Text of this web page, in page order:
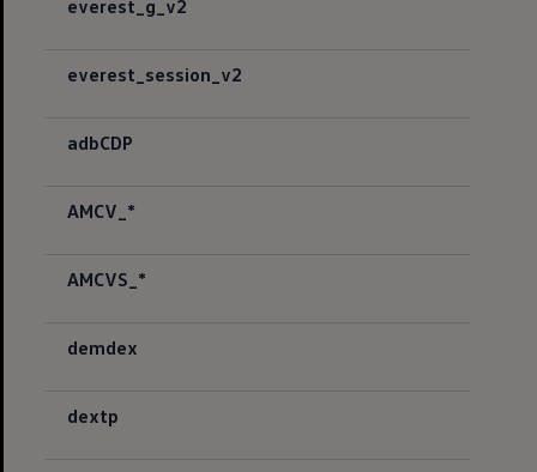
everest_g_v2
everest_session_v2
adbCDP
AMCV_*
AMCVS_*
demdex
dextp